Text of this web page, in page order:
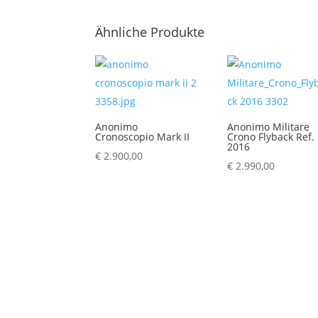
Ähnliche Produkte
Anonimo
Cronoscopio Mark II
€ 2.900,00
Anonimo Militare
Crono Flyback Ref.
2016
€ 2.990,00